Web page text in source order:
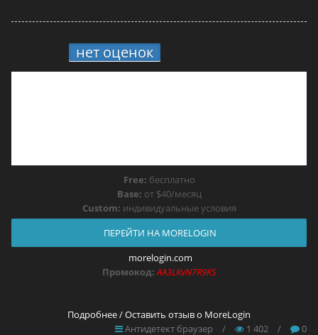
нет оценок
Free: бесплатно
Base: от $40/месяц
Custom: индивидуальные условия
ПЕРЕЙТИ НА MORELOGIN
morelogin.com
Промокод:AA3LKvN7R9KS
Подробнее / Оставить отзыв о MoreLogin
Антидетект браузер
/ 1 402 / 0